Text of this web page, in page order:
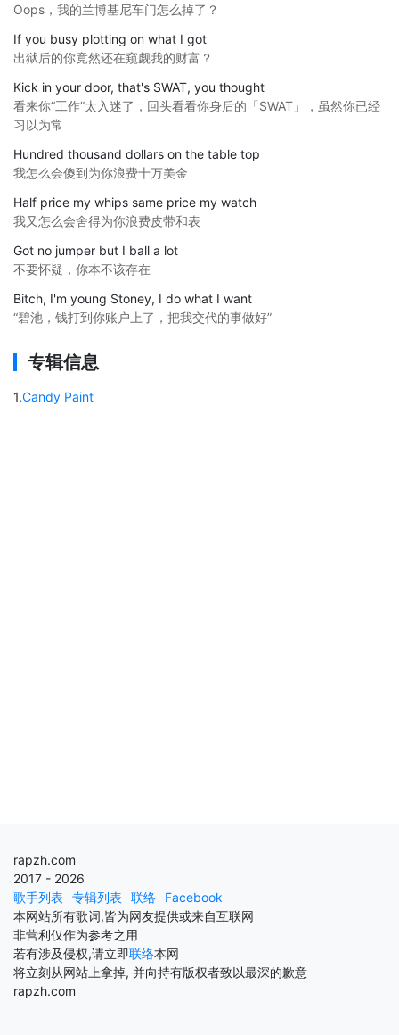
Oops，我的兰博基尼车门怎么掉了？
If you busy plotting on what I got
出狱后的你竟然还在窥觑我的财富？
Kick in your door, that's SWAT, you thought
看来你“工作”太入迷了，回头看看你身后的「SWAT」，虽然你已经
习以为常
Hundred thousand dollars on the table top
我怎么会傻到为你浪费十万美金
Half price my whips same price my watch
我又怎么会舍得为你浪费皮带和表
Got no jumper but I ball a lot
不要怀疑，你本不该存在
Bitch, I'm young Stoney, I do what I want
“碧池，钱打到你账户上了，把我交代的事做好”
专辑信息
1.Candy Paint
rapzh.com
2017 - 2026
歌手列表 专辑列表 联络
Facebook
本网站所有歌词,皆为网友提供或来自互联网
非营利仅作为参考之用
若有涉及侵权,请立即联络本网
将立刻从网站上拿掉, 并向持有版权者致以最深的歉意
rapzh.com